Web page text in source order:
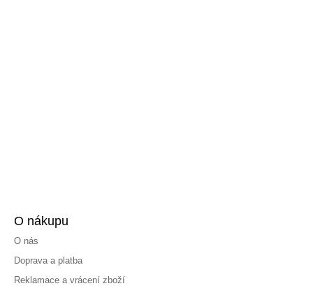
O nákupu
O nás
Doprava a platba
Reklamace a vrácení zboží